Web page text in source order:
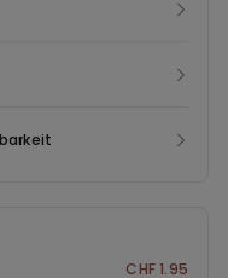
CHF 1.95